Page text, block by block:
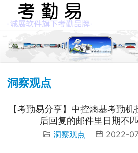
洞察观点
【考勤易分享】中控熵基考勤
后回复的邮件里日期不
洞察观点 2022-